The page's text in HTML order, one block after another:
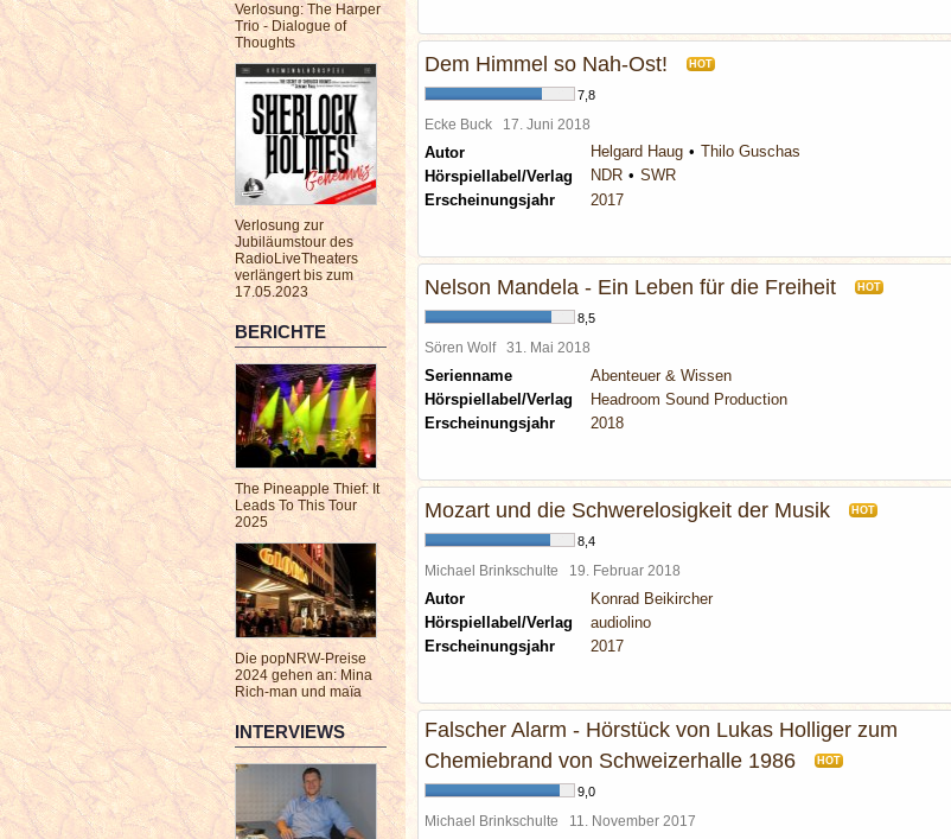
Verlosung: The Harper
Trio - Dialogue of
Thoughts
Verlosung zur
Jubiläumstour des
RadioLiveTheaters
verlängert bis zum
17.05.2023
BERICHTE
The Pineapple Thief: It
Leads To This Tour
2025
Die popNRW-Preise
2024 gehen an: Mina
Rich-man und maïa
INTERVIEWS
Dem Himmel so Nah-Ost! HOT
7,8
Ecke Buck 17. Juni 2018
Autor Helgard Haug
Thilo Guschas
Hörspiellabel/Verlag
NDR
SWR
Erscheinungsjahr
2017
Nelson Mandela - Ein Leben für die Freiheit HOT
8,5
Sören Wolf 31. Mai 2018
Serienname
Abenteuer & Wissen
Hörspiellabel/Verlag
Headroom Sound Production
Erscheinungsjahr
2018
Mozart und die Schwerelosigkeit der Musik HOT
8,4
Michael Brinkschulte 19. Februar 2018
Autor
Konrad Beikircher
Hörspiellabel/Verlag
audiolino
Erscheinungsjahr
2017
Falscher Alarm - Hörstück von Lukas Holliger zum
Chemiebrand von Schweizerhalle 1986
HOT
9,0
Michael Brinkschulte 11. November 2017